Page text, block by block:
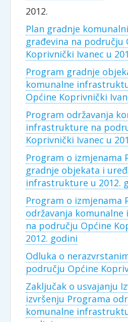
2012.
Plan gradnje
građevina na području
Koprivnički Ivanec u
Program gradnje
komunalne
Općine Koprivnički
Program održavanja
infrastrukture na
Koprivnički Ivanec u
Program o izmjenama
gradnje objekata i
infrastrukture u 2012.
Program o izmjenama
održavanja
na području Općine
2012. godini
Odluka o
području Općine
Zaključak o usvajanju
izvršenju Programa
komunalne